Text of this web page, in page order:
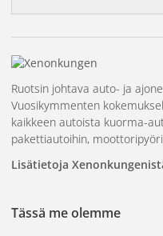
kirkas, keskivahva,
säilyttää yönäkökyvyn ja
tähtitieteessä. Anturi–
sensoriohjaus, joka
katsot läheltä.Veloitus–
korvanneet
maksimaalista kirkkautta
Ruotsin johtava auto- ja
Vuosikymmenten
kaikkeen autoista kuorma-
pakettiautoihin,
Lisätietoja
Tässä me olemme